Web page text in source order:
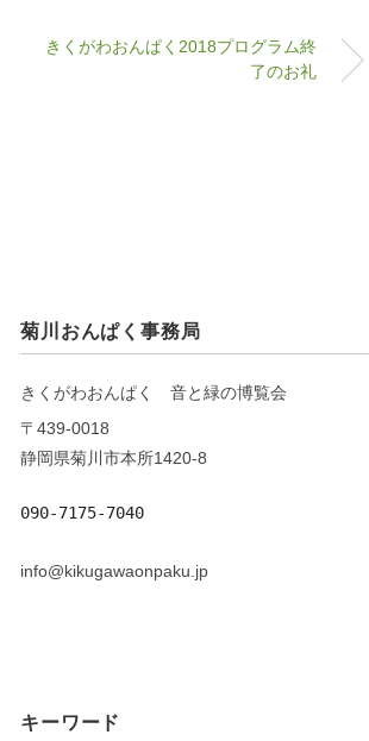
きくがわおんぱく2018プログラム終
了のお礼
菊川おんぱく事務局
きくがわおんぱく 音と緑の博覧会
〒439-0018
静岡県菊川市本所1420-8
090-7175-7040
info@kikugawaonpaku.jp
キーワード